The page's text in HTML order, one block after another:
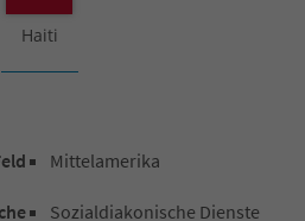
Haiti
Mittelamerika
Sozialdiakonische Dienste